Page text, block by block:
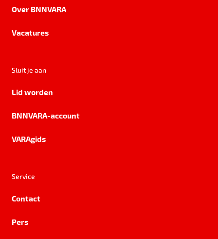
Over BNNVARA
Vacatures
Sluit je aan
Lid worden
BNNVARA-account
VARAgids
Service
Contact
Pers